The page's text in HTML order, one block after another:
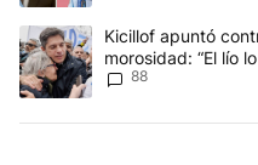
Un artículo de tendencia con
Kicillof apuntó
morosidad: “El lío
88